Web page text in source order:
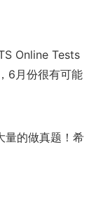
Online Tests
6月份很有可能
量的做真题！希